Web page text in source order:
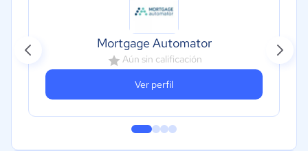
Mortgage Automator
Aún sin calificación
Ver perfil